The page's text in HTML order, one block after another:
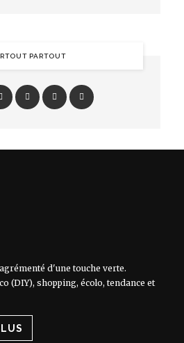
PARTOUT
d'une touche verte.
(DIY), shopping, écolo, tendance et